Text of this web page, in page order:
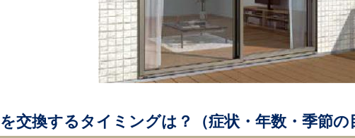
交換するタイミングは？（症状・年数・季節の